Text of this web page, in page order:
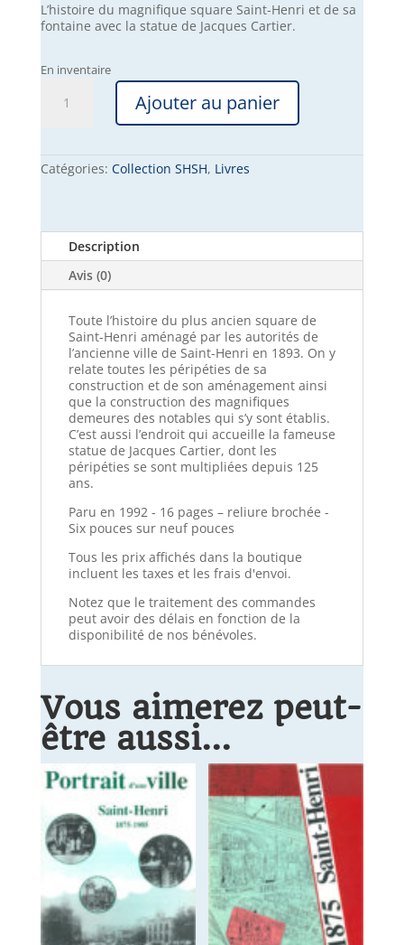
L’histoire du magnifique square Saint-Henri et de sa
fontaine avec la statue de Jacques Cartier.
En inventaire
Ajouter au panier
Catégories: Collection SHSH, Livres
Description
Avis (0)
Toute l’histoire du plus ancien square de
Saint-Henri aménagé par les autorités de
l’ancienne ville de Saint-Henri en 1893. On y
relate toutes les péripéties de sa
construction et de son aménagement ainsi
que la construction des magnifiques
demeures des notables qui s’y sont établis.
C’est aussi l’endroit qui accueille la fameuse
statue de Jacques Cartier, dont les
péripéties se sont multipliées depuis 125
ans.
Paru en 1992 - 16 pages – reliure brochée -
Six pouces sur neuf pouces
Tous les prix affichés dans la boutique
incluent les taxes et les frais d'envoi.
Notez que le traitement des commandes
peut avoir des délais en fonction de la
disponibilité de nos bénévoles.
Vous aimerez peut-
être aussi…